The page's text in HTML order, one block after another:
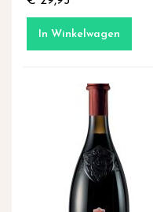
In Winkelwagen